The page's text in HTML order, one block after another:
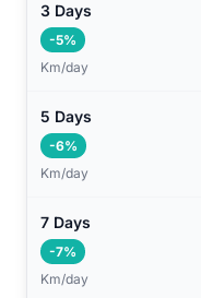
3 Days
-5%
Km/day
5 Days
-6%
Km/day
7 Days
-7%
Km/day